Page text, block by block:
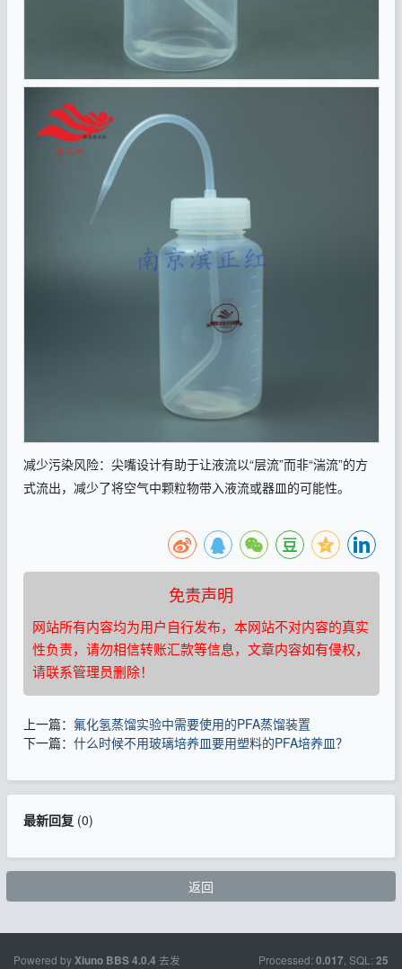
减少污染风险：尖嘴设计有助于让液流以“层流”而非“湍流”的方
式流出，减少了将空气中颗粒物带入液流或器皿的可能性。
免责声明
网站所有内容均为用户自行发布，本网站不对内容的真实
性负责，请勿相信转账汇款等信息，文章内容如有侵权，
请联系管理员删除！
上一篇： 氟化氢蒸馏实验中需要使用的PFA蒸馏装置
下一篇： 什么时候不用玻璃培养皿要用塑料的PFA培养皿？
最新回复(0)
返回
Powered byXiuno BBS4.0.4 去发
Processed: 0.017 , SQL: 25